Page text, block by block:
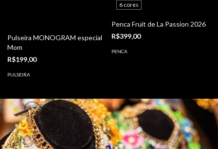
Pulseira MONOGRAM especial
Mom
R$199,00
PULSEIRA
6 cores
Penca Fruit de La Passion 2026
R$399,00
PENCA